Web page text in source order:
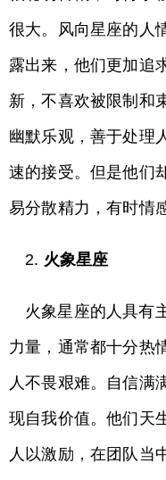
很大。风向星座的人
露出来，他们更加追
新，不喜欢被限制和
幽默乐观，善于处理
速的接受。但是他们
易分散精力，有时情
2. 火象星座
火象星座的人具有
力量，通常都十分热
人不畏艰难。自信满
现自我价值。他们天
人以激励，在团队当